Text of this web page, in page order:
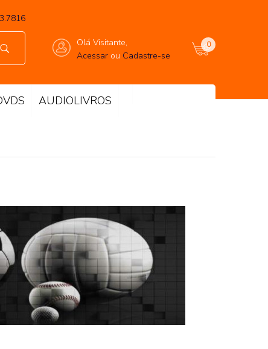
Olá Visitante,
Acessar ou Cadastre-se
0
AUDIOLIVROS